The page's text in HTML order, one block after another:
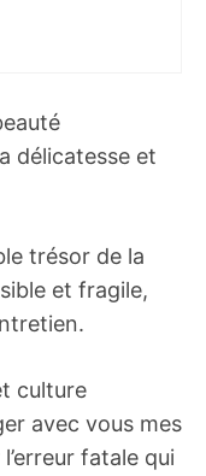
délicatesse et
trésor de la
et fragile,
culture
avec vous mes
fatale qui